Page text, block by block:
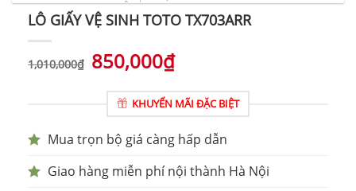
LÔ GIẤY VỆ SINH TOTO TX703ARR
1,010,000₫ 850,000₫
KHUYẾN MÃI ĐẶC BIỆT
Mua trọn bộ giá càng hấp dẫn
Giao hàng miễn phí nội thành Hà Nội